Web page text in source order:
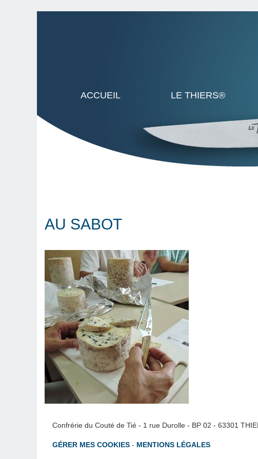
ACCUEIL LE THIERS®
AU SABOT
Confrérie du Couté de Tié - 1 rue Durolle - BP 02 - 63301
GÉRER MES COOKIES - MENTIONS LÉGALES